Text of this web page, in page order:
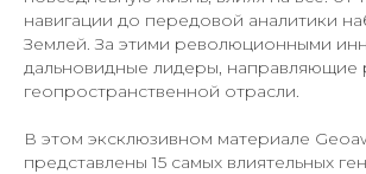
навигации до передовой аналитики
Землей. За этими революционными
дальновидные лидеры, направляющие
геопространственной отрасли.
В этом эксклюзивном материале
представлены 15 самых влиятельных